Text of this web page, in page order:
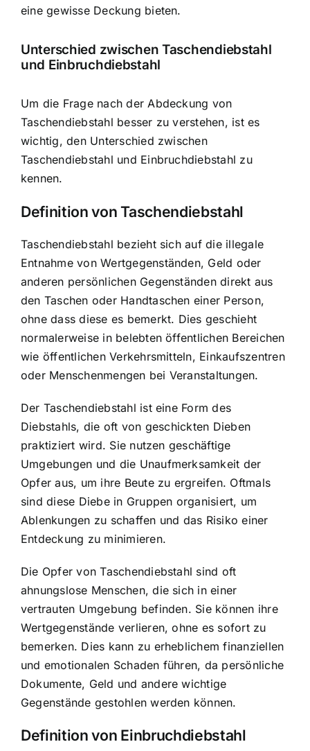
eine gewisse Deckung bieten.
Unterschied zwischen Taschendiebstahl
und Einbruchdiebstahl
Um die Frage nach der Abdeckung von
Taschendiebstahl besser zu verstehen, ist es
wichtig, den Unterschied zwischen
Taschendiebstahl und Einbruchdiebstahl zu
kennen.
Definition von Taschendiebstahl
Taschendiebstahl bezieht sich auf die illegale
Entnahme von Wertgegenständen, Geld oder
anderen persönlichen Gegenständen direkt aus
den Taschen oder Handtaschen einer Person,
ohne dass diese es bemerkt. Dies geschieht
normalerweise in belebten öffentlichen Bereichen
wie öffentlichen Verkehrsmitteln, Einkaufszentren
oder Menschenmengen bei Veranstaltungen.
Der Taschendiebstahl ist eine Form des
Diebstahls, die oft von geschickten Dieben
praktiziert wird. Sie nutzen geschäftige
Umgebungen und die Unaufmerksamkeit der
Opfer aus, um ihre Beute zu ergreifen. Oftmals
sind diese Diebe in Gruppen organisiert, um
Ablenkungen zu schaffen und das Risiko einer
Entdeckung zu minimieren.
Die Opfer von Taschendiebstahl sind oft
ahnungslose Menschen, die sich in einer
vertrauten Umgebung befinden. Sie können ihre
Wertgegenstände verlieren, ohne es sofort zu
bemerken. Dies kann zu erheblichem finanziellen
und emotionalen Schaden führen, da persönliche
Dokumente, Geld und andere wichtige
Gegenstände gestohlen werden können.
Definition von Einbruchdiebstahl